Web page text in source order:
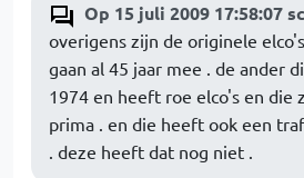
Op 15 juli 2009 17:58:07
overigens zijn de originele
gaan al 45 jaar mee . de ander
1974 en heeft roe elco's en die
prima . en die heeft ook een
. deze heeft dat nog niet .